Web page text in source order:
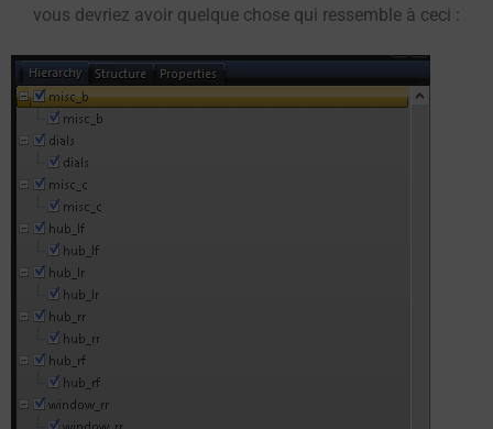
vous devriez avoir quelque chose qui ressemble à ceci :